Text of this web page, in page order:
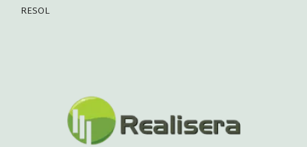
RESOL